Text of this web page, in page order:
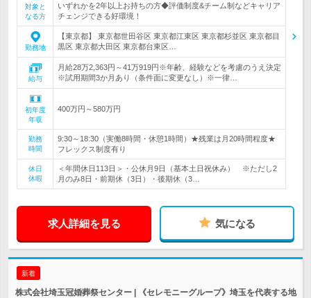
対象と
なる方
いずれかを2年以上お持ちの方◆評価制度&チーム制などキャリア
チェンジできる好環境！
勤務地
【東京都】 東京都世田谷区 東京都江東区 東京都杉並区 東京都目
黒区 東京都大田区 東京都台東区…
給与
月給28万2,363円～41万919円※年齢、経験などを考慮のうえ決定
※試用期間3か月あり（条件面に変更なし）※一律…
初年度
年収
400万円～580万円
勤務
時間
9:30～18:30（実働8時間・休憩1時間）★残業は月20時間程度★
フレックス制度有り
休日
休暇
＜年間休日113日＞・公休月9日（基本土日祝休み） ※ただし2
月のみ8日・前期休（3日）・後期休（3…
求人詳細を見る 気になる
新着
株式会社埼玉冠婚葬祭センター | 《セレモニーグループ》埼玉を代表する地